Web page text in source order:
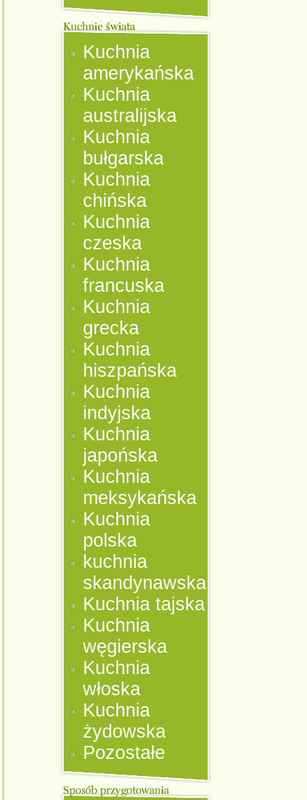
Kuchnia
amerykańska
Kuchnia
australijska
Kuchnia
bułgarska
Kuchnia
chińska
Kuchnia
czeska
Kuchnia
francuska
Kuchnia
grecka
Kuchnia
hiszpańska
Kuchnia
indyjska
Kuchnia
japońska
Kuchnia
meksykańska
Kuchnia
polska
kuchnia
skandynawska
Kuchnia tajska
Kuchnia
węgierska
Kuchnia
włoska
Kuchnia
żydowska
Pozostałe